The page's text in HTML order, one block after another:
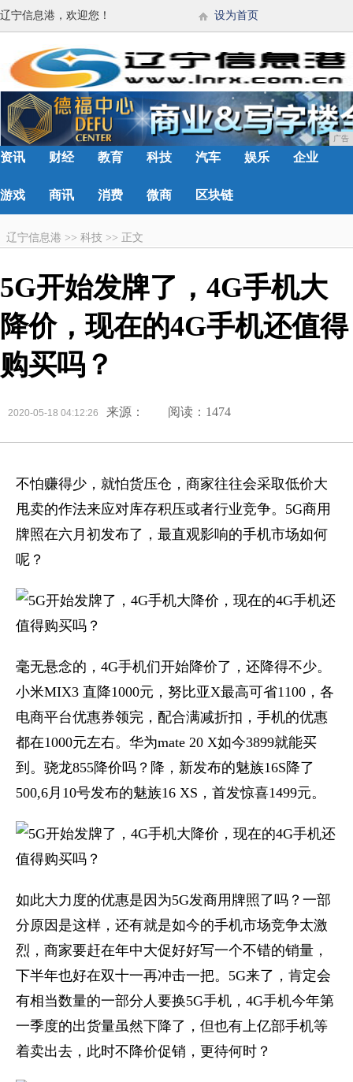
辽宁信息港，欢迎您！ 设为首页
广告
资讯 财经 教育 科技 汽车 娱乐 企业
游戏 商讯 消费 微商 区块链
辽宁信息港 >> 科技 >> 正文
5G开始发牌了，4G手机大
降价，现在的4G手机还值得
购买吗？
2020-05-18 04:12:26 来源： 阅读：1474
不怕赚得少，就怕货压仓，商家往往会采取低价大
甩卖的作法来应对库存积压或者行业竞争。5G商用
牌照在六月初发布了，最直观影响的手机市场如何
呢？
​毫无悬念的，4G手机们开始降价了，还降得不少。
小米MIX3 直降1000元，努比亚X最高可省1100，各
电商平台优惠券领完，配合满减折扣，手机的优惠
都在1000元左右。华为mate 20 X如今3899就能买
到。骁龙855降价吗？降，新发布的魅族16S降了
500,6月10号发布的魅族16 XS，首发惊喜1499元。
​如此大力度的优惠是因为5G发商用牌照了吗？一部
分原因是这样，还有就是如今的手机市场竞争太激
烈，商家要赶在年中大促好好写一个不错的销量，
下半年也好在双十一再冲击一把。5G来了，肯定会
有相当数量的一部分人要换5G手机，4G手机今年第
一季度的出货量虽然下降了，但也有上亿部手机等
着卖出去，此时不降价促销，更待何时？